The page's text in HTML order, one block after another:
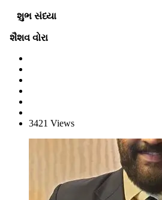
શુભ સંધ્યા
શૈશવ વોરા
3421 Views